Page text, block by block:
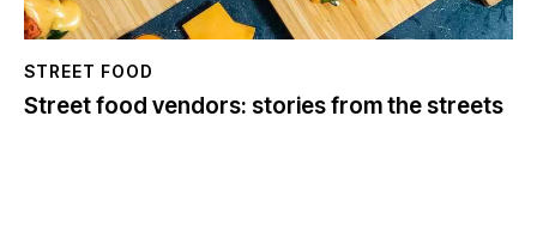
STREET FOOD
Street food vendors: stories from the streets